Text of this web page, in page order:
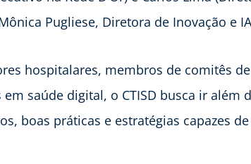
Pugliese, Diretora de Inovação e IA
hospitalares, membros de comitês
saúde digital, o CTISD busca ir além
boas práticas e estratégias capazes